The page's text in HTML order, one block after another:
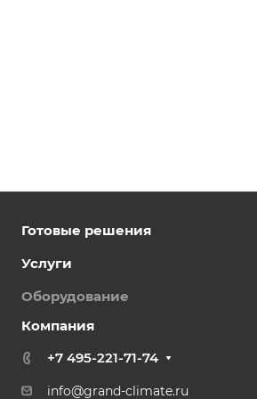
Готовые решения
Услуги
Оборудование
Компания
+7 495-221-71-74
info@grand-climate.ru